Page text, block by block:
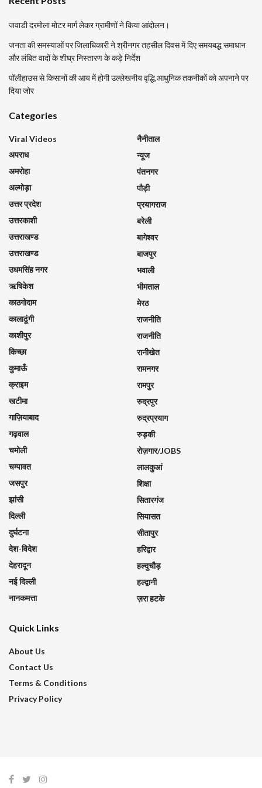
जवाडी दरमोला मोटर मार्ग लेकर ग्रामीणों ने किया आंदोलन।
जनता की समस्याओं पर जिलाधिकारी ने श्रीनगर तहसील दिवस में दिए समयबद्ध समाधान
और लंबित वादों के शीघ्र निस्तारण के कड़े निर्देश
पॉलीहाउस से किसानों की आय में होगी उल्लेखनीय वृद्धि,आधुनिक तकनीकों को अपनाने पर
दिया जोर
Categories
Viral Videos
अपराध
अमरोहा
अल्मोड़ा
उत्तर प्रदेश
उत्तरकाशी
उत्तराखण्ड
उत्तराखण्ड
उधमसिंह नगर
ऋषिकेश
काठगोदाम
कालाढूंगी
काशीपुर
किच्छा
कुमाऊँ
क्राइम
खटीमा
गाज़ियाबाद
गढ़वाल
चमोली
चम्पावत
जसपुर
झांसी
दिल्ली
दुर्घटना
देश-विदेश
देहरादून
नई दिल्ली
नानकमत्ता
नैनीताल
न्यूज
पंतनगर
पौड़ी
प्रयागराज
बरेली
बागेश्वर
बाजपुर
भवाली
भीमताल
मेरठ
राजनीति
राजनीति
रानीखेत
रामनगर
रामपुर
रुद्रपुर
रुद्रप्रयाग
रुड़की
रोज़गार/JOBS
लालकुआं
शिक्षा
सितारगंज
सियासत
सीतापुर
हरिद्वार
हल्दुचौड़
हल्द्वानी
ज़रा हटके
Quick Links
About Us
Contact Us
Terms & Conditions
Privacy Policy